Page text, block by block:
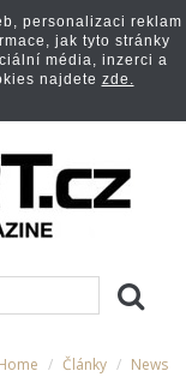
Články
News
personalizaci reklam
jak tyto stránky
média, inzerci a
najdete zde.